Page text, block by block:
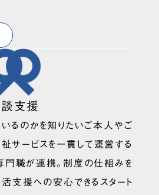
支援
るのかを知りたいご本人やご
サービスを一貫して運営する
門職が連携。制度の仕組みを
支援への安心できるスタート